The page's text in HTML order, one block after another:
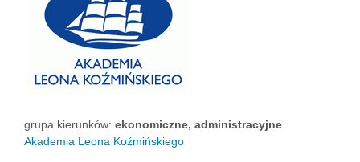
grupa kierunków: ekonomiczne, administracyjne
Akademia Leona Koźmińskiego